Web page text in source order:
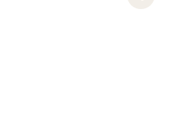
Previous